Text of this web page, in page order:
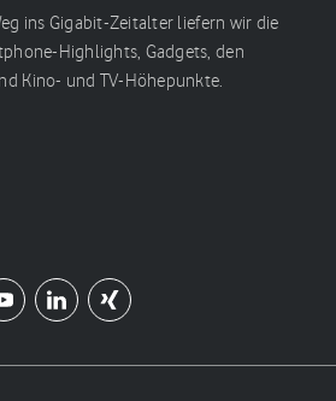
ins Gigabit-Zeitalter liefern wir die
Highlights, Gadgets, den
Kino- und TV-Höhepunkte.